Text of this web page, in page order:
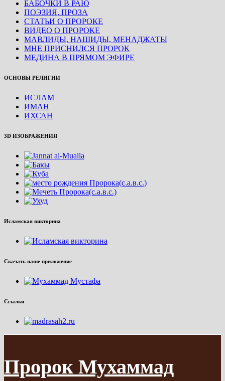
БАБОЧКИ В РАЮ
ПОЭЗИЯ, ПРОЗА
СТАТЬИ О ПРОРОКЕ
ВИДЕО О ПРОРОКЕ
МАВЛИДЫ, НАШИДЫ, МЕНАДЖАТЫ
МНЕ ПРИСНИЛСЯ ПРОРОК
МЕДИНА В ПРЯМОМ ЭФИРЕ
ОСНОВЫ РЕЛИГИИ
ИСЛАМ
ИМАН
ИХСАН
3D ИЗОБРАЖЕНИЯ
Исламская викторина
Скачать наше приложение
Ссылки
Пророк Мухаммад